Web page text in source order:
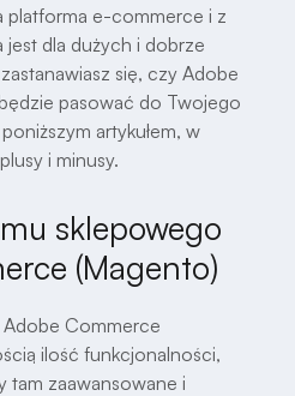
platforma e-commerce i z
dla dużych i dobrze
się, czy Adobe
pasować do Twojego
artykułem, w
i minusy.
sklepowego
(Magento)
Adobe Commerce
ilość funkcjonalności,
tam zaawansowane i